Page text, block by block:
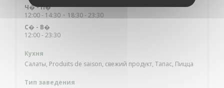
Ч�-П�
12:00 - 14:30 • 18:30 - 23:30
С� - В�
12:00 - 23:30
Кухня
Салаты, Produits de saison, свежий продукт, Тапас, Пицца
Тип заведения